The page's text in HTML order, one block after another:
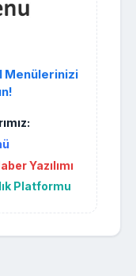
Menülerinizi
Yazılımı
Platformu